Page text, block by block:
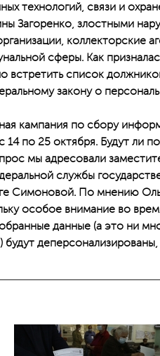
технологий, связи и
Загоренко, злостными
коллекторские
сферы. Как
встретить список
закону о
кампания по сбору
14 по 25 октября. Будут ли
мы адресовали
службы
Симоновой. По мнению
особое внимание во
данные (а это ни
будут